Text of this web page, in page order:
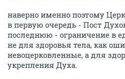
наверно именно поэтому
в первую очередь - Пост
последнюю - ограничение в
не для здоровья тела, как
невоцерковленные, а для
укрепления Духа.